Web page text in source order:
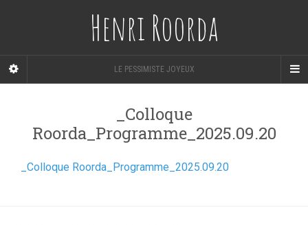
Henri Roorda
LE PESSIMISTE JOYEUX
_Colloque
Roorda_Programme_2025.09.20
_Colloque Roorda_Programme_2025.09.20